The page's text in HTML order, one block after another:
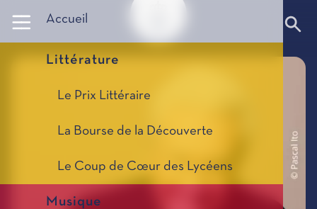
Accueil
Littérature
Le Prix Littéraire
La Bourse de la Découverte
Le Coup de Cœur des Lycéens
Musique